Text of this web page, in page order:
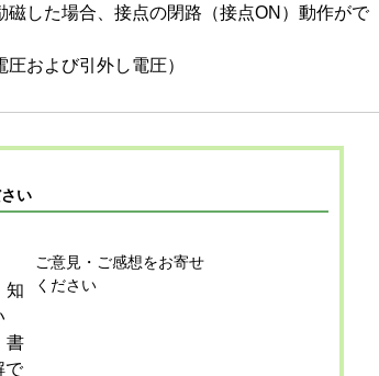
磁した場合、接点の閉路（接点ON）動作がで
圧および引外し電圧）
い
知
書
で
ご意見・ご感想をお寄せ
ください